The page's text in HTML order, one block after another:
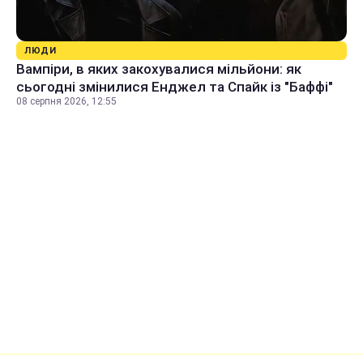
ЛЮДИ
Вампіри, в яких закохувалися мільйони: як
сьогодні змінилися Енджел та Спайк із "Баффі"
08 серпня 2026, 12:55